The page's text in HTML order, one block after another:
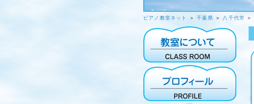
ピアノ教室ネット ＞千葉県 ＞ 八千代市 ＞